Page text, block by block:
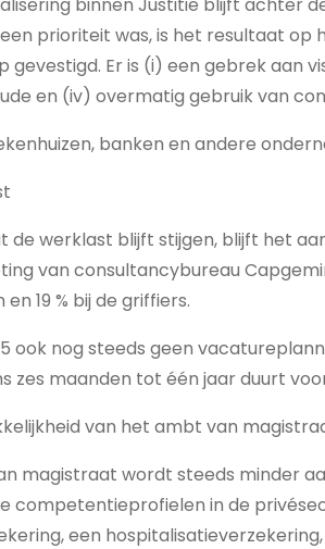
prioriteit was, is het resultaat
gevestigd. Er is (i) een gebrek aan
en (iv) overmatig gebruik van
banken en andere
de werklast blijft stijgen, blijft het
van consultancybureau
19 % bij de griffiers.
ook nog steeds geen
zes maanden tot één jaar duurt
van het ambt van
magistraat wordt steeds minder
competentieprofielen in de
een